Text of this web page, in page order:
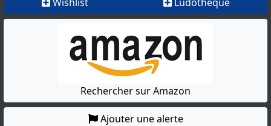
Wishlist Ludothèque
Rechercher sur Amazon
Ajouter une alerte